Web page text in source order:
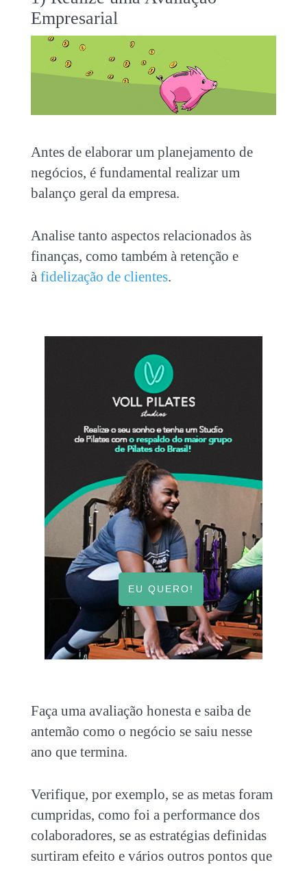
Empresarial
Antes de elaborar um planejamento de
negócios, é fundamental realizar um
balanço geral da empresa.
Analise tanto aspectos relacionados às
finanças, como também à retenção e
à fidelização de clientes.
EU QUERO!
Faça uma avaliação honesta e saiba de
antemão como o negócio se saiu nesse
ano que termina.
Verifique, por exemplo, se as metas foram
cumpridas, como foi a performance dos
colaboradores, se as estratégias definidas
surtiram efeito e vários outros pontos que